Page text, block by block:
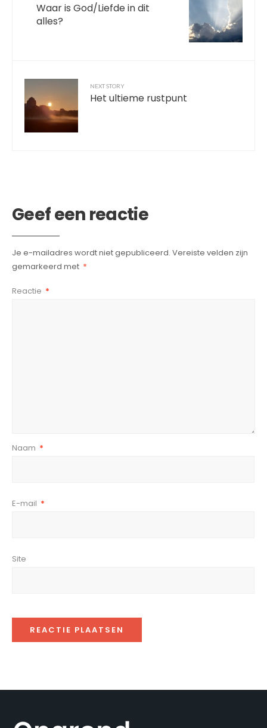
Waar is God/Liefde in dit
alles?
NEXT STORY
Het ultieme rustpunt
Geef een reactie
Je e-mailadres wordt niet gepubliceerd. Vereiste velden zijn
gemarkeerd met *
Reactie *
Naam *
E-mail *
Site